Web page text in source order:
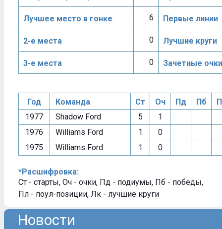
Лучшее место в гонке 6 Первые линии
2-е места 0 Лучшие круги
3-е места 0 Зачетные очки
Год Команда Ст Оч Пд Пб
1977
Shadow Ford 5
1
1976
Williams Ford 1
0
1975
Williams Ford 1 0
*Расшифровка:
Ст - старты, Оч - очки, Пд - подиумы, Пб - победы,
Пл - поул-позиции, Лк - лучшие круги
Новости